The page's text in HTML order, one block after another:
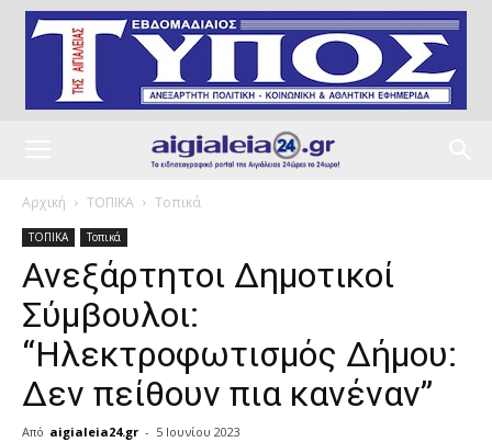
Αρχική ΤΟΠΙΚΑ Τοπικά
ΤΟΠΙΚΑ Τοπικά
Ανεξάρτητοι Δημοτικοί
Σύμβουλοι:
“Ηλεκτροφωτισμός Δήμου:
Δεν πείθουν πια κανέναν”
Από aigialeia24.gr - 5 Ιουνίου 2023